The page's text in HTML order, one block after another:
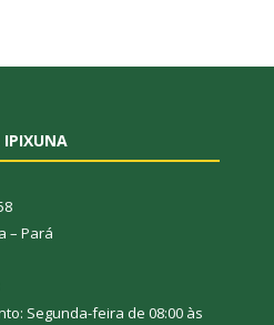
IPIXUNA
– Pará
Segunda-feira de 08:00 às